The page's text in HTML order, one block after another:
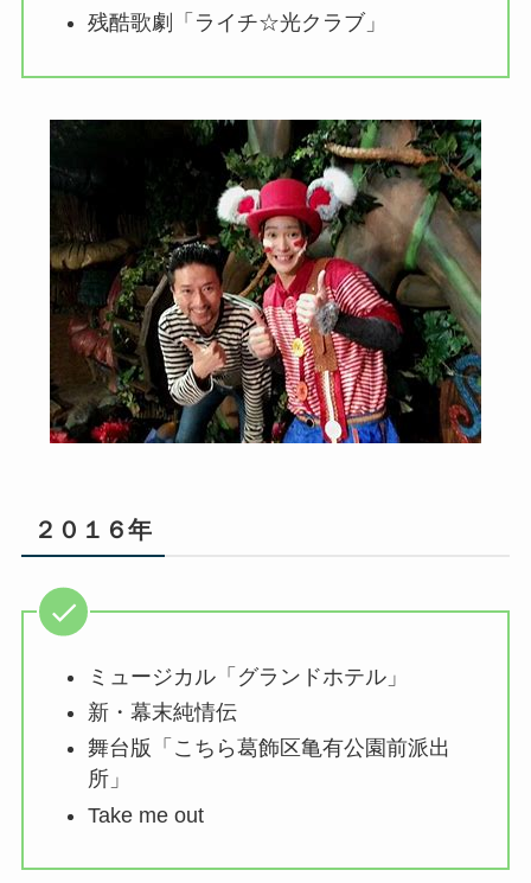
残酷歌劇「ライチ☆光クラブ」
２０１６年
ミュージカル「グランドホテル」
新・幕末純情伝
舞台版「こちら葛飾区亀有公園前派出
所」
Take me out